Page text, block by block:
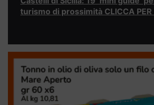
turismo di prossimità CLICCA PER